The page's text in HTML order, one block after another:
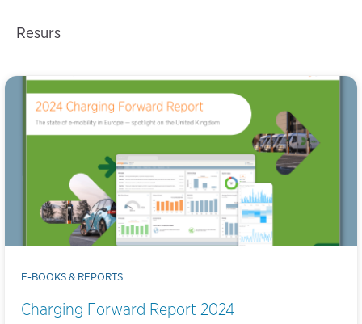
Resurs
E-BOOKS & REPORTS
Charging Forward Report 2024